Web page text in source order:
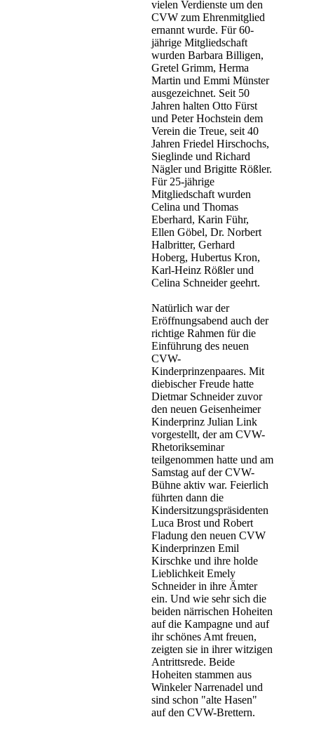
vielen Verdienste um den
CVW zum Ehrenmitglied
ernannt wurde. Für 60-
jährige Mitgliedschaft
wurden Barbara Billigen,
Gretel Grimm, Herma
Martin und Emmi Münster
ausgezeichnet. Seit 50
Jahren halten Otto Fürst
und Peter Hochstein dem
Verein die Treue, seit 40
Jahren Friedel Hirschochs,
Sieglinde und Richard
Nägler und Brigitte Rößler.
Für 25-jährige
Mitgliedschaft wurden
Celina und Thomas
Eberhard, Karin Führ,
Ellen Göbel, Dr. Norbert
Halbritter, Gerhard
Hoberg, Hubertus Kron,
Karl-Heinz Rößler und
Celina Schneider geehrt.
Natürlich war der
Eröffnungsabend auch der
richtige Rahmen für die
Einführung des neuen
CVW-
Kinderprinzenpaares. Mit
diebischer Freude hatte
Dietmar Schneider zuvor
den neuen Geisenheimer
Kinderprinz Julian Link
vorgestellt, der am CVW-
Rhetorikseminar
teilgenommen hatte und am
Samstag auf der CVW-
Bühne aktiv war. Feierlich
führten dann die
Kindersitzungspräsidenten
Luca Brost und Robert
Fladung den neuen CVW
Kinderprinzen Emil
Kirschke und ihre holde
Lieblichkeit Emely
Schneider in ihre Ämter
ein. Und wie sehr sich die
beiden närrischen Hoheiten
auf die Kampagne und auf
ihr schönes Amt freuen,
zeigten sie in ihrer witzigen
Antrittsrede. Beide
Hoheiten stammen aus
Winkeler Narrenadel und
sind schon "alte Hasen"
auf den CVW-Brettern.